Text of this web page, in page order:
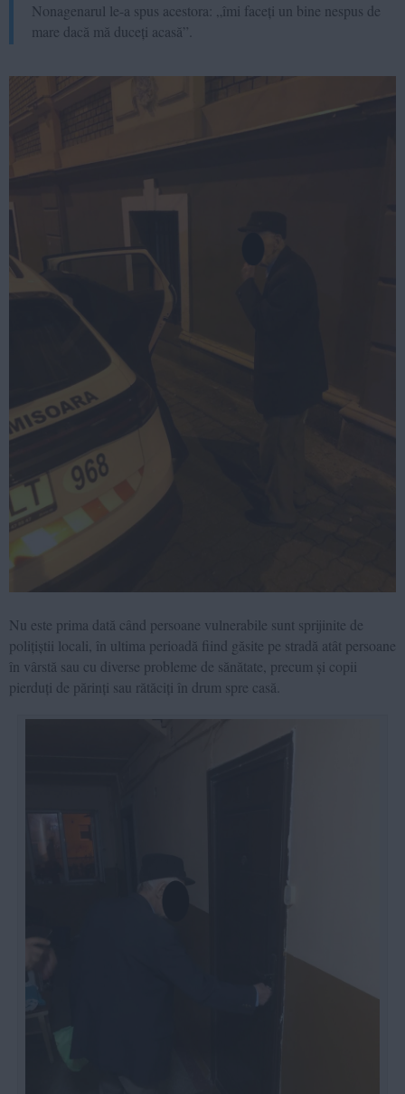
Nonagenarul le-a spus acestora: „îmi faceți un bine nespus de
mare dacă mă duceți acasă”.
Nu este prima dată când persoane vulnerabile sunt sprijinite de
polițiștii locali, în ultima perioadă fiind găsite pe stradă atât persoane
în vârstă sau cu diverse probleme de sănătate, precum și copii
pierduți de părinți sau rătăciți în drum spre casă.